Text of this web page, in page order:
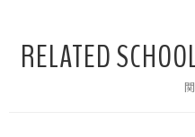
RELATED